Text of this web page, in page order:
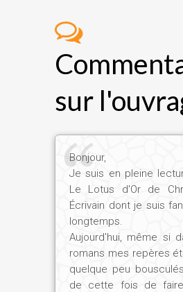
considérèrent comme
civilisation, au point
souvenir de celui qu'ils
sociaux, ni problème
le plus fabuleux
de tous les temps. De
pharaon ne subsiste
qu'une statue mutilée,
de bâtisseur, elle, a «
selon l'expression de
Pourquoi, selon
pyramides sont-elles si
grand public ? Et en
sur
Bonjour,
Je suis en pleine
Le Lotus d'Or de
Écrivain dont je suis
longtemps.
Aujourd'hui, même si
romans mes repères
quelque peu
de cette fois de